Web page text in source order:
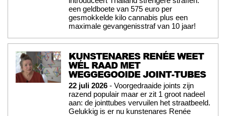
een geldboete van 575 euro per
gesmokkelde kilo cannabis plus een
maximale gevangenisstraf van 10 jaar!
KUNSTENARES RENÉE WEET
WÉL RAAD MET
WEGGEGOOIDE JOINT-TUBES
22 juli 2026 - Voorgedraaide joints zijn
razend populair maar er zit 1 groot nadeel
aan: de jointtubes vervuilen het straatbeeld.
Gelukkig is er nu kunstenares Renée